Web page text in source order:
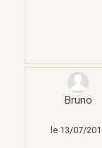
Bruno
le 13/07/